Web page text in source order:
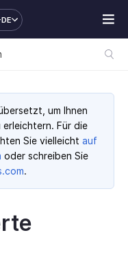
um Ihnen
Für die
Sie vielleicht auf
oder schreiben Sie
.